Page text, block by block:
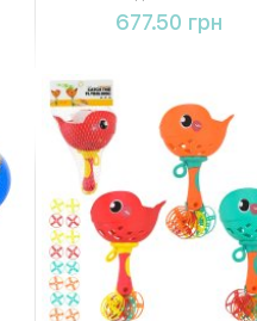
677.50 грн
Купить